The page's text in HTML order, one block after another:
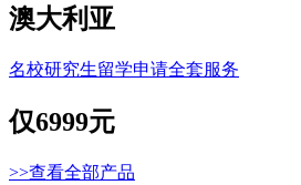
澳大利亚
名校研究生留学申请全套服务
仅6999元
>>查看全部产品